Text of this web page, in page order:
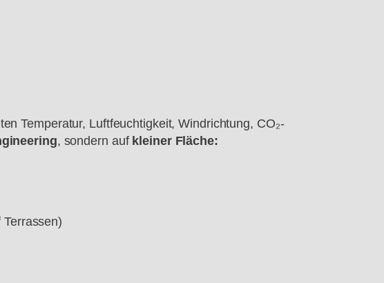
Temperatur, Luftfeuchtigkeit, Windrichtung, CO₂-
, sondern auf kleiner Fläche: